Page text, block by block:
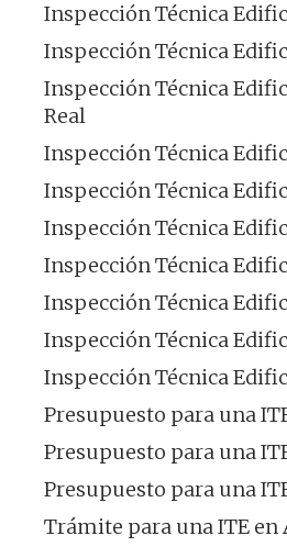
Inspección Técnica
Inspección Técnica
Inspección Técnica
Real
Inspección Técnica
Inspección Técnica
Inspección Técnica
Inspección Técnica
Inspección Técnica
Inspección Técnica
Inspección Técnica
Presupuesto para una
Presupuesto para una
Presupuesto para una
Trámite para una ITE en